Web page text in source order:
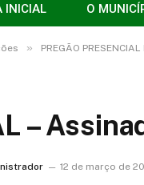
INICIAL O
» PREGÃO
–
12 de março de